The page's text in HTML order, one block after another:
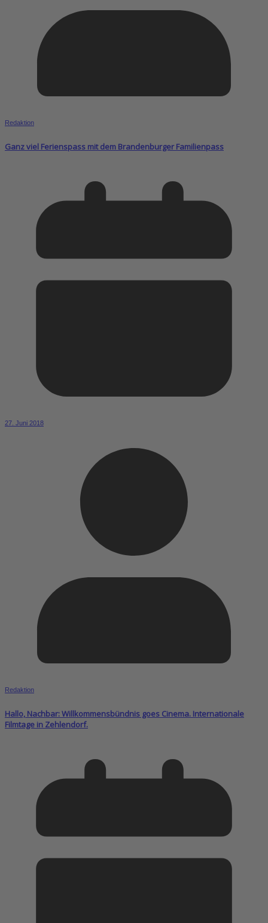
Redaktion
Ganz viel Ferienspass mit dem Brandenburger Familienpass
27. Juni 2018
Redaktion
Hallo, Nachbar: Willkommensbündnis goes Cinema. Internationale
Filmtage in Zehlendorf.